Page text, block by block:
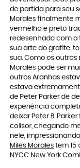
de partida para seu
Morales finalmente
vermelho e preto
redesenhado com a
sua arte do grafite,
sua. Como os
Morales pode ser
outros Aranhas
estava
de Peter Parker de
experiência
deixar Peter B.
colisor, chegando
nele,
Miles Morales tem 15
NYCC New York